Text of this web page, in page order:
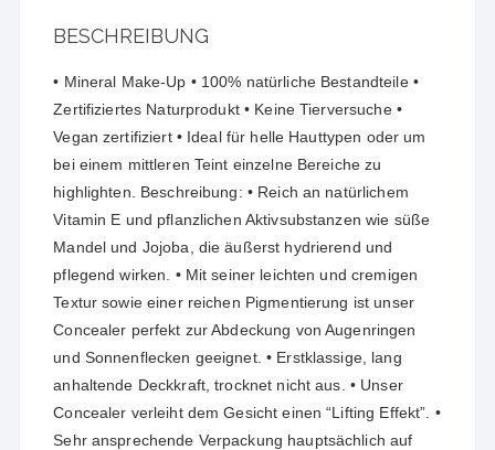
BESCHREIBUNG
• Mineral Make-Up • 100% natürliche Bestandteile •
Zertifiziertes Naturprodukt • Keine Tierversuche •
Vegan zertifiziert • Ideal für helle Hauttypen oder um
bei einem mittleren Teint einzelne Bereiche zu
highlighten. Beschreibung: • Reich an natürlichem
Vitamin E und pflanzlichen Aktivsubstanzen wie süße
Mandel und Jojoba, die äußerst hydrierend und
pflegend wirken. • Mit seiner leichten und cremigen
Textur sowie einer reichen Pigmentierung ist unser
Concealer perfekt zur Abdeckung von Augenringen
und Sonnenflecken geeignet. • Erstklassige, lang
anhaltende Deckkraft, trocknet nicht aus. • Unser
Concealer verleiht dem Gesicht einen “Lifting Effekt”. •
Sehr ansprechende Verpackung hauptsächlich auf